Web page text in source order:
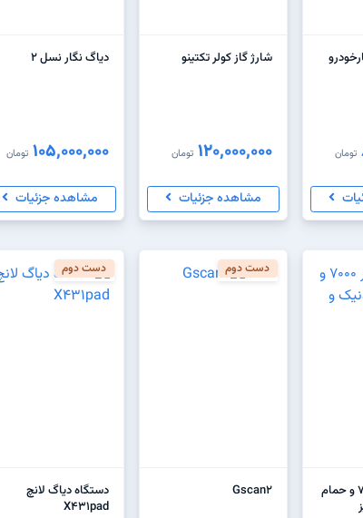
تومان
شارژ گاز کولر تکتینو
120,000,000 تومان
مشاهده جزئیات
دیاگ نگار نسل 2
105,000,000 تومان
مشاهده جزئیات
انژکتور شور ۷۰۰۰ و حمام
دست دوم
Gscan2
دست دوم
دستگاه دیاگ لانچ
X431pad